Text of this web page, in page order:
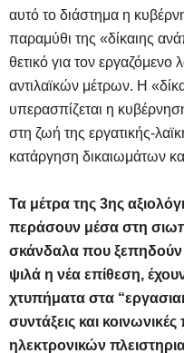
αυτό το διάστημα η
παραμύθι της «δίκαιης
θετικό για τον εργαζόμενο
αντιλαϊκών μέτρων. Η
υπερασπίζεται η
στη ζωή της εργατικής-
κατάργηση δικαιωμάτων
Τα μέτρα της 3ης
περάσουν μέσα στη
σκάνδαλα που ξεπηδούν
ψιλά η νέα επίθεση,
χτυπήματα στα
συντάξεις και
ηλεκτρονικών